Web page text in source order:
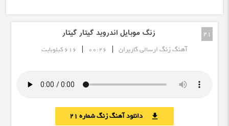
21 زنگ موبایل اندروید گیتار گیتار
آهنگ زنگ ارسالی کاربران |
00:26
| 616 کیلوبایت
download دانلود آهنگ زنگ شماره 21